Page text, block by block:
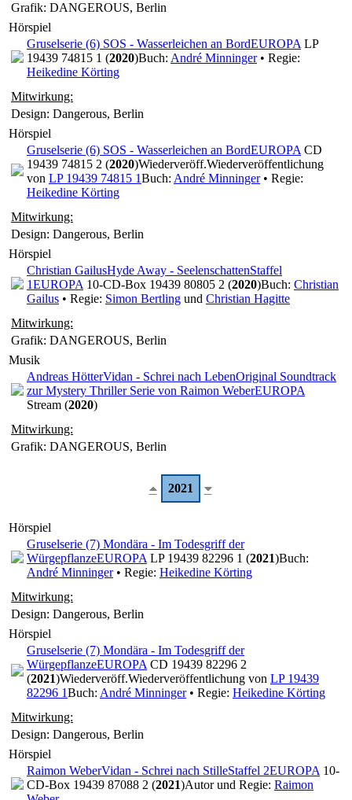
Grafik: DANGEROUS, Berlin
Hörspiel
Gruselserie (6) SOS - Wasserleichen an BordEUROPA LP
19439 74815 1 (2020)Buch: André Minninger• Regie:
Heikedine Körting
Mitwirkung:
Design: Dangerous, Berlin
Hörspiel
Gruselserie (6) SOS - Wasserleichen an BordEUROPA CD
19439 74815 2 (2020)Wiederveröff.Wiederveröffentlichung
von LP 19439 74815 1Buch: André Minninger• Regie:
Heikedine Körting
Mitwirkung:
Design: Dangerous, Berlin
Hörspiel
Christian GailusHyde Away - SeelenschattenStaffel
1EUROPA 10-CD-Box 19439 80805 2 (2020)Buch: Christian
Gailus • Regie: Simon Bertling und Christian Hagitte
Mitwirkung:
Grafik: DANGEROUS, Berlin
Musik
Andreas HötterVidan - Schrei nach LebenOriginal Soundtrack
zur Mystery Thriller Serie von Raimon WeberEUROPA
Stream (2020)
Mitwirkung:
Grafik: DANGEROUS, Berlin
2021
Hörspiel
Gruselserie (7) Mondära - Im Todesgriff der
WürgepflanzeEUROPA LP 19439 82296 1 (2021)Buch:
André Minninger• Regie: Heikedine Körting
Mitwirkung:
Design: Dangerous, Berlin
Hörspiel
Gruselserie (7) Mondära - Im Todesgriff der
WürgepflanzeEUROPA CD 19439 82296 2
(2021)Wiederveröff.Wiederveröffentlichung von LP 19439
82296 1Buch: André Minninger• Regie: Heikedine Körting
Mitwirkung:
Design: Dangerous, Berlin
Hörspiel
Raimon WeberVidan - Schrei nach StilleStaffel 2EUROPA 10-
CD-Box 19439 87088 2 (2021)Autor und Regie: Raimon